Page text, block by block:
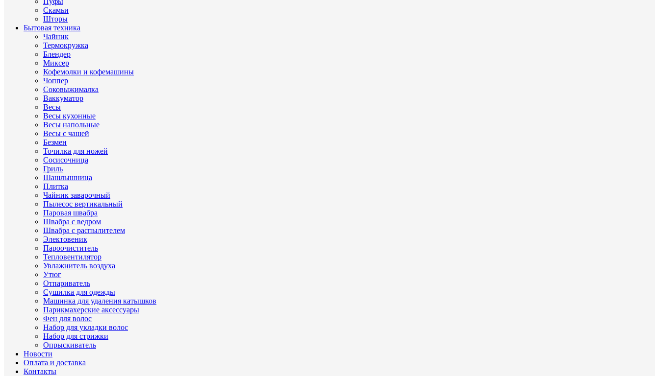
Скамьи
Шторы
Бытовая техника
Чайник
Термокружка
Блендер
Миксер
Кофемолки и кофемашины
Чоппер
Соковыжималка
Ваккуматор
Весы
Весы кухонные
Весы напольные
Весы с чашей
Безмен
Точилка для ножей
Сосисочница
Гриль
Шашлышница
Плитка
Чайник заварочный
Пылесос вертикальный
Паровая швабра
Швабра с ведром
Швабра с распылителем
Электовеник
Пароочиститель
Тепловентилятор
Увлажнитель воздуха
Утюг
Отпариватель
Сушилка для одежды
Машинка для удаления катышков
Парикмахерские аксессуары
Фен для волос
Набор для укладки волос
Набор для стрижки
Опрыскиватель
Новости
Оплата и доставка
Контакты